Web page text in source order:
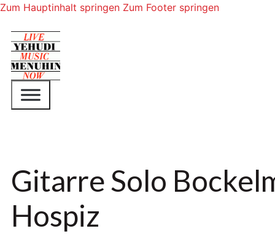
Zum Hauptinhalt springen Zum Footer springen
Gitarre Solo
Hospiz